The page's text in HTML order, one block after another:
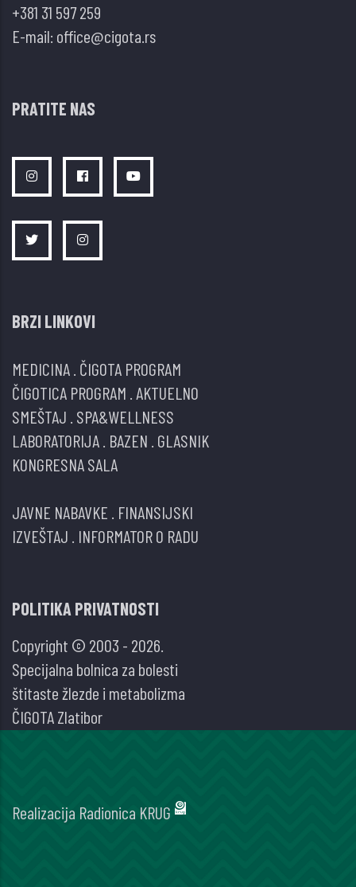
+381 31 597 259
E-mail: office@cigota.rs
PRATITE NAS
BRZI LINKOVI
MEDICINA ČIGOTA PROGRAM
ČIGOTICA PROGRAM AKTUELNO
SMEŠTAJ SPA&WELLNESS
LABORATORIJA BAZEN GLASNIK
KONGRESNA SALA
JAVNE NABAVKE FINANSIJSKI
IZVEŠTAJ INFORMATOR O RADU
POLITIKA PRIVATNOSTI
Copyright © 2003 - 2026.
Specijalna bolnica za bolesti
štitaste žlezde i metabolizma
ČIGOTA Zlatibor
Realizacija Radionica KRUG